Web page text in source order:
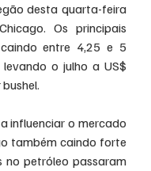
desta quarta-feira
Os principais
entre 4,25 e 5
o julho a US$
influenciar o mercado
também caindo forte
no petróleo passaram